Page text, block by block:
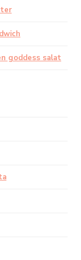
goddess salat